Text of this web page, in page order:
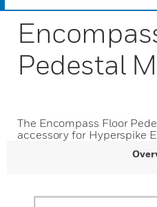
Pedestal
The Encompass Floor
accessory for Hyperspike